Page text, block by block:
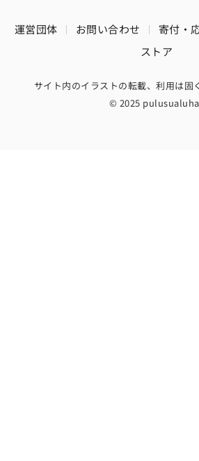
運営団体 お問い合わせ 寄付・
ストア
サイト内のイラストの転載、利用は固
© 2025